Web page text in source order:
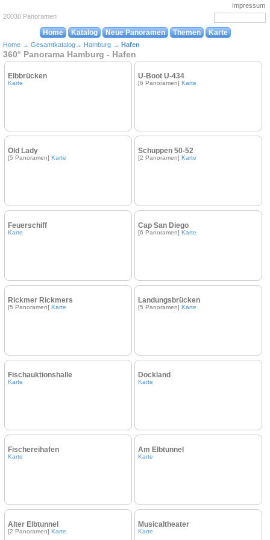
Impressum
20030 Panoramen
Home Katalog Neue Panoramen Themen Karte
Home → Gesamtkatalog→ Hamburg → Hafen
360° Panorama Hamburg - Hafen
Elbbrücken
Karte
U-Boot U-434
[6 Panoramen] Karte
Old Lady
[5 Panoramen] Karte
Schuppen 50-52
[2 Panoramen] Karte
Feuerschiff
Karte
Cap San Diego
[6 Panoramen] Karte
Rickmer Rickmers
[5 Panoramen] Karte
Landungsbrücken
[5 Panoramen] Karte
Fischauktionshalle
Karte
Dockland
Karte
Fischereihafen
Karte
Am Elbtunnel
Karte
Alter Elbtunnel
[2 Panoramen] Karte
Musicaltheater
Karte